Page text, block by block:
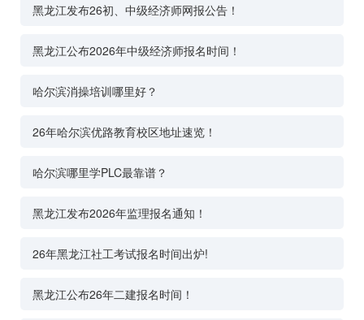
黑龙江发布26初、中级经济师网报公告！
黑龙江公布2026年中级经济师报名时间！
哈尔滨消操培训哪里好？
26年哈尔滨优路教育校区地址速览！
哈尔滨哪里学PLC最靠谱？
黑龙江发布2026年监理报名通知！
26年黑龙江社工考试报名时间出炉!
黑龙江公布26年二建报名时间！